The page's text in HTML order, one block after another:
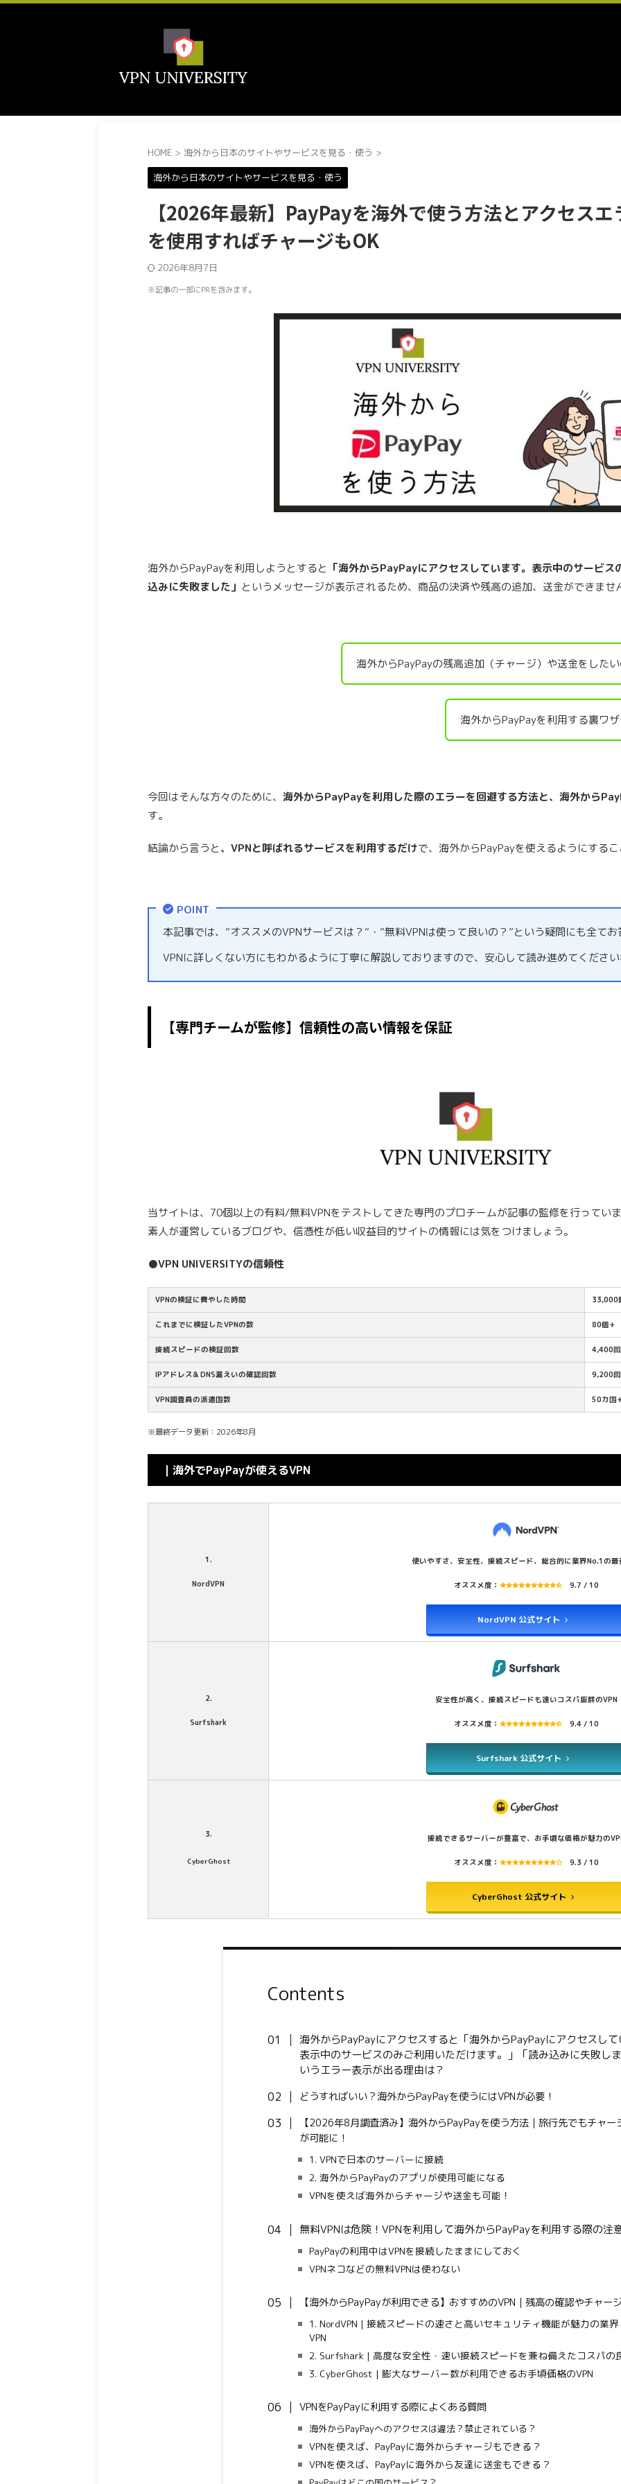
HOME > 海外から日本のサイトやサービスを見る・使う >
海外から日本のサイトやサービスを見る・使う
【2026年最新】PayPayを海外で使う方法とアクセス
を使用すればチャージもOK
2026年8月7日
※記事の一部にPRを含みます。
海外からPayPayを利用しようとすると 「海外からPayPayにアクセスしています。表示中のサービ
込みに失敗ました」 というメッセージが表示されるため、商品の決済や残高の追加、送金ができませ
海外からPayPayの残高追加（チャージ）や送金をしたい
海外からPayPayを利用する裏ワ
今回はそんな方々のために、 海外からPayPayを利用した際のエラーを回避する方法と、海外から
す。
結論から言うと、VPNと呼ばれるサービスを利用するだけで、海外からPayPayを使えるようにするこ
POINT
本記事では、”オススメのVPNサービスは？”・”無料VPNは使って良いの？”という疑問にも全てお
VPNに詳しくない方にもわかるように丁寧に解説しておりますので、安心して読み進めてください
【専門チームが監修】信頼性の高い情報を保証
当サイトは、70個以上の有料/無料VPNをテストしてきた専門のプロチームが記事の監修を行っていま
素人が運営しているブログや、信憑性が低い収益目的サイトの情報には気をつけましょう。
●VPN UNIVERSITYの信頼性
VPNの検証に費やした時間 33,000
これまでに検証したVPNの数 80個+
接続スピードの検証回数 4,400
IPアドレス& DNS漏えいの確認回数 9,200
VPN調査員の派遣国数 50カ国
※最終データ更新：2026年8月
｜海外でPayPayが使えるVPN
1.
NordVPN
使いやすさ、安全性、接続スピード、総合的に業界No.1の最
オススメ度： 9.7 / 10
NordVPN 公式サイト
2.
Surfshark
安全性が高く、接続スピードも速いコスパ抜群のVPN
オススメ度： 9.4 / 10
Surfshark 公式サイト
3.
CyberGhost
接続できるサーバーが豊富で、お手頃な価格が魅力の
オススメ度： 9.3 / 10
CyberGhost 公式サイト
Contents
海外からPayPayにアクセスすると「海外からPayPayにアクセスして
表示中のサービスのみご利用いただけます。」「読み込みに失敗し
いうエラー表示が出る理由は？
どうすればいい？海外からPayPayを使うにはVPNが必要！
【2026年8月調査済み】海外からPayPayを使う方法｜旅行先でもチャー
が可能に！
1. VPNで日本のサーバーに接続
2. 海外からPayPayのアプリが使用可能になる
VPNを使えば海外からチャージや送金も可能！
無料VPNは危険！VPNを利用して海外からPayPayを利用する際の注
PayPayの利用中はVPNを接続したままにしておく
VPNネコなどの無料VPNは使わない
【海外からPayPayが利用できる】おすすめのVPN｜残高の確認やチャー
1. NordVPN | 接続スピードの速さと高いセキュリティ機能が魅力の業
VPN
2. Surfshark | 高度な安全性・速い接続スピードを兼ね備えたコスパの
3. CyberGhost | 膨大なサーバー数が利用できるお手頃価格のVPN
VPNをPayPayに利用する際によくある質問
海外からPayPayへのアクセスは違法？禁止されている？
VPNを使えば、PayPayに海外からチャージもできる？
VPNを使えば、PayPayに海外から友達に送金もできる？